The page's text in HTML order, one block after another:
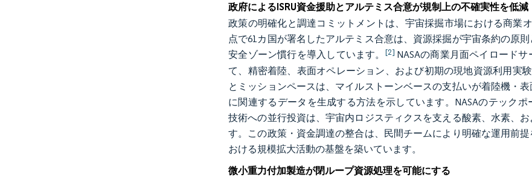
政府によるISRU資金援助とアルテミス合意が規制上の不確実性を低減
政策の明確化と調達コミットメントは、宇宙採掘市場における商業
点で61カ国が署名したアルテミス合意は、資源採掘が宇宙条約の原
安全ゾーン慣行を導入しています。 [2] NASAの商業月面ペイロード
て、精密着陸、表面オペレーション、および初期の現地資源利用実
とミッションペースは、マイルストーンベースの支払いが着陸機・
に関連するデータを生成する方法を示しています。NASAのテック
技術への並行投資は、宇宙内ロジスティクスを支える酸素、水素、
す。この政策・資金調達の整合は、民間チームにより明確な運用前
おける規模拡大活動の基盤を築いています。
微小重力付加製造が閉ループ資源処理を可能にする